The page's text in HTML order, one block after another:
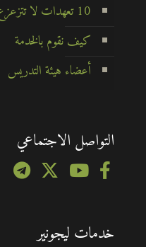
10 تعهدات لا تتزعزع
كيف نقوم بالخدمة
أعضاء هيئة التدريس
التواصل الاجتماعي
خدمات ليجونير